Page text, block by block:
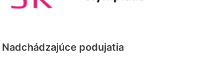
Nadchádzajúce podujatia